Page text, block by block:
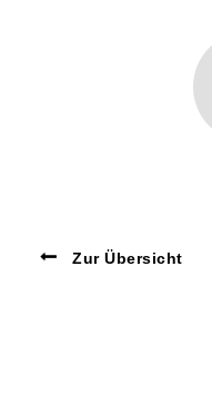
Zur Übersicht